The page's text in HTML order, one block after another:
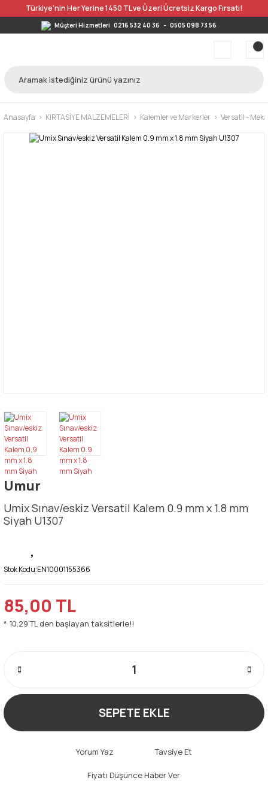
Türkiye’nin Her Yerine 1450 TL ve Üzeri Ücretsiz Kargo Fırsatı!
Müşteri Hizmetleri 0216 532 40 36 - 0505 098 73 56
Anasayfa KIRTASİYE MALZEMELERİ Kalemler ve Markerler Versatil -
Umur
Umix Sınav/eskiz Versatil Kalem 0.9 mm x 1.8 mm
Siyah U1307
Stok Kodu:EN10001155366
85,00 TL
* 10,29 TL den başlayan taksitlerle!!
SEPETE EKLE
Yorum Yaz Tavsiye Et
Fiyatı Düşünce Haber Ver